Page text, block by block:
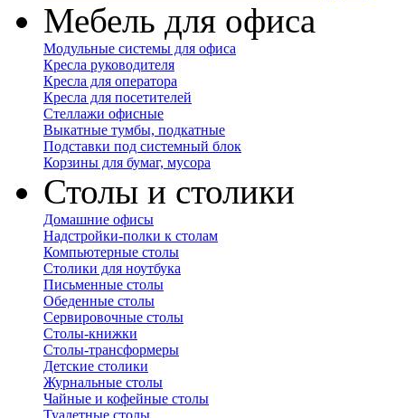
Мебель для офиса
Модульные системы для офиса
Кресла руководителя
Кресла для оператора
Кресла для посетителей
Стеллажи офисные
Выкатные тумбы, подкатные
Подставки под системный блок
Корзины для бумаг, мусора
Столы и столики
Домашние офисы
Надстройки-полки к столам
Компьютерные столы
Столики для ноутбука
Письменные столы
Обеденные столы
Сервировочные столы
Столы-книжки
Столы-трансформеры
Детские столики
Журнальные столы
Чайные и кофейные столы
Туалетные столы